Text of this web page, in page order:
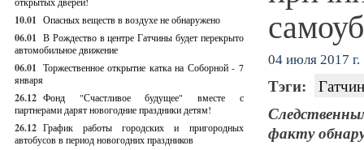
10.01 Опасных веществ в воздухе не обнаружено
06.01 В Рождество в центре Гатчины будет перекрыто
автомобильное движение
06.01 Торжественное открытие катка на Соборной - 7
января
26.12 Фонд "Счастливое будущее" вместе с
партнерами дарят новогодние праздники детям!
26.12 График работы городских и пригородных
автобусов в период новогодних праздников
04 июля 2017 г.
Тэги:
факту